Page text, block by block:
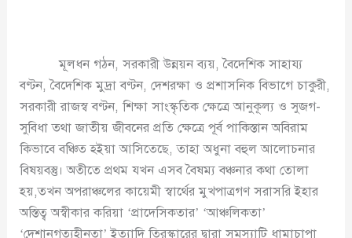
মূলধন গঠন, সরকারী উন্নয়ন ব্যয়, বৈদেশিক সাহায্য
বণ্টন, বৈদেশিক মুদ্রা বণ্টন, দেশরক্ষা ও প্রশাসনিক বিভাগে চাকুরী,
সরকারী রাজস্ব বণ্টন, শিক্ষা সাংস্কৃতিক ক্ষেত্রে আনুকূল্য ও সুজগ-
সুবিধা তথা জাতীয় জীবনের প্রতি ক্ষেত্রে পূর্ব পাকিস্তান অবিরাম
কিভাবে বঞ্চিত হইয়া আসিতেছে, তাহা অধুনা বহুল আলোচনার
বিষয়বস্তু। অতীতে প্রথম যখন এসব বৈষম্য বঞ্চনার কথা তোলা
হয়,তখন অপরাঞ্চলের কায়েমী স্বার্থের মুখপাত্রগণ সরাসরি ইহার
অস্তিত্ব অস্বীকার করিয়া ‘প্রাদেসিকতার’ ‘আঞ্চলিকতা’
‘দেশানুগত্যহীনতা’ ইত্যাদি তিরস্কারের দ্বারা সমস্যাটি ধামাচাপা